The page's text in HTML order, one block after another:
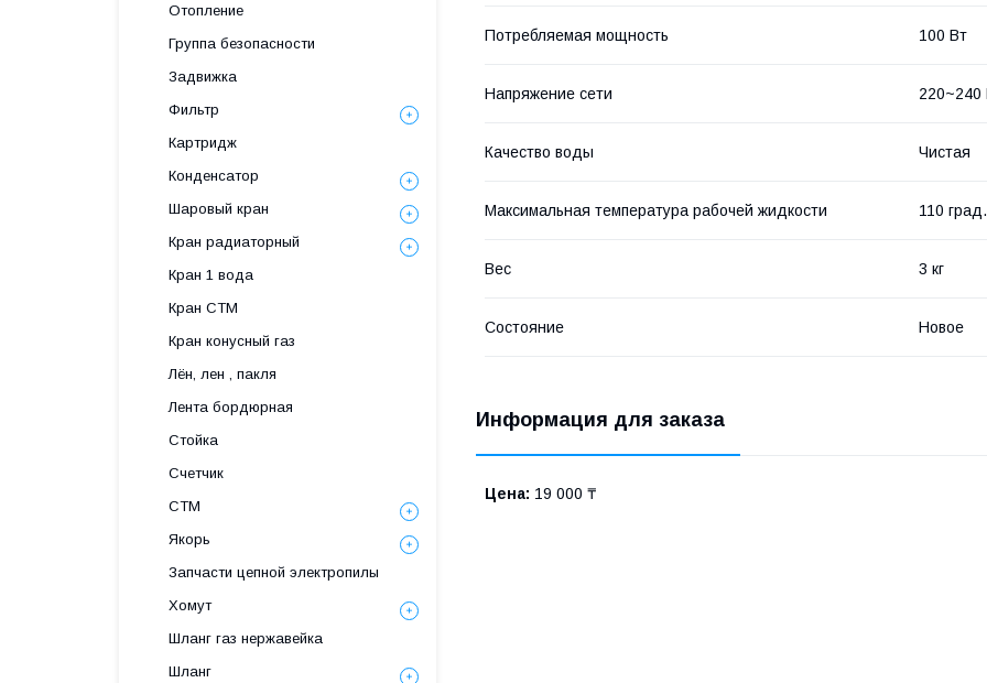
Потребляемая мощность 100 Вт
Напряжение сети 220~240
Качество воды Чистая
Максимальная температура рабочей жидкости 110 град.
Вес 3 кг
Состояние Новое
Информация для заказа
Цена: 19 000 ₸
Отопление
Группа безопасности
Задвижка
Фильтр
Картридж
Конденсатор
Шаровый кран
Кран радиаторный
Кран 1 вода
Кран СТМ
Кран конусный газ
Лён, лен , пакля
Лента бордюрная
Стойка
Счетчик
СТМ
Якорь
Запчасти цепной электропилы
Хомут
Шланг газ нержавейка
Шланг